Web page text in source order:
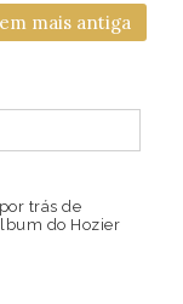
mais antiga
trás de
do Hozier